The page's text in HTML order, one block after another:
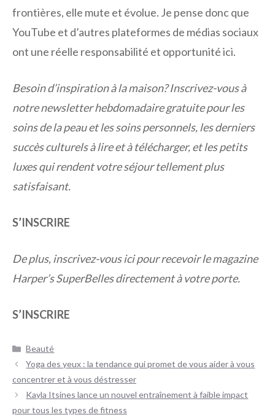
frontières, elle mute et évolue. Je pense donc que
YouTube et d’autres plateformes de médias sociaux
ont une réelle responsabilité et opportunité ici.
Besoin d’inspiration à la maison? Inscrivez-vous à
notre newsletter hebdomadaire gratuite pour les
soins de la peau et les soins personnels, les derniers
succès culturels à lire et à télécharger, et les petits
luxes qui rendent votre séjour tellement plus
satisfaisant.
S’INSCRIRE
De plus, inscrivez-vous ici pour recevoir le magazine
Harper’s SuperBelles directement à votre porte.
S’INSCRIRE
Catégories
Beauté
Navigation
Yoga des yeux : la tendance qui promet de vous aider à vous
concentrer et à vous déstresser
Kayla Itsines lance un nouvel entraînement à faible impact
pour tous les types de fitness